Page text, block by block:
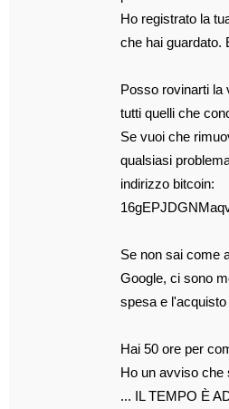
Ho registrato la
che hai guardato.
Posso rovinarti la
tutti quelli che
Se vuoi che
qualsiasi
indirizzo bitcoin:
Se non sai come
Google, ci sono
spesa e
Hai 50 ore per
Ho un avviso che
... IL TEMPO È